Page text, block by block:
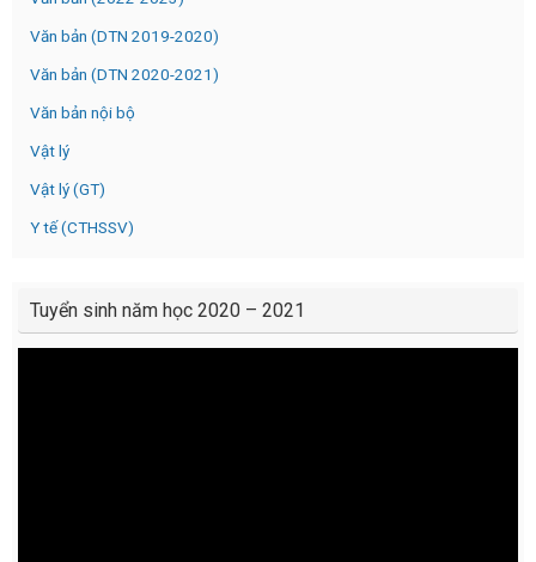
Văn bản (DTN 2019-2020)
Văn bản (DTN 2020-2021)
Văn bản nội bộ
Vật lý
Vật lý (GT)
Y tế (CTHSSV)
Tuyển sinh năm học 2020 – 2021